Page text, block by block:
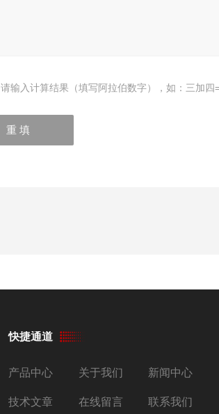
请输入计算结果（填写阿拉伯数字），如：三加四
快捷通道
产品中心 关于我们 新闻中心
技术文章 在线留言 联系我们